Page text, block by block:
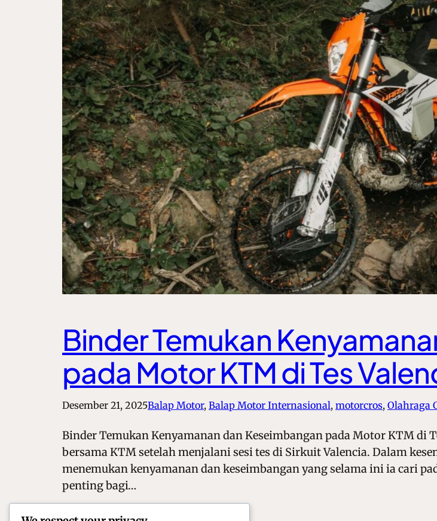
Binder Temukan
pada Motor KTM di Tes
Desember 21, 2025Balap Motor, Balap Motor Internasional, motorcros, Olahraga
Binder Temukan Kenyamanan dan Keseimbangan pada Motor KTM di
bersama KTM setelah menjalani sesi tes di Sirkuit Valencia. Dalam
menemukan kenyamanan dan keseimbangan yang selama ini ia cari
penting bagi…